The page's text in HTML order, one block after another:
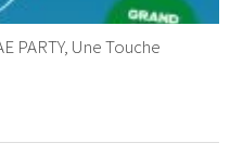
PARTY, Une Touche